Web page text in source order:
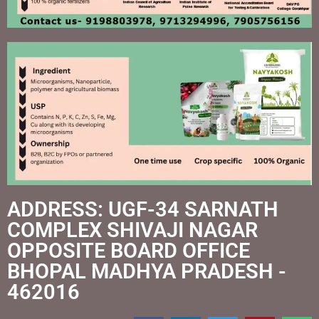
ADDRESS: UGF-34 SARNATH
COMPLEX SHIVAJI NAGAR
OPPOSITE BOARD OFFICE
BHOPAL MADHYA PRADESH -
462016